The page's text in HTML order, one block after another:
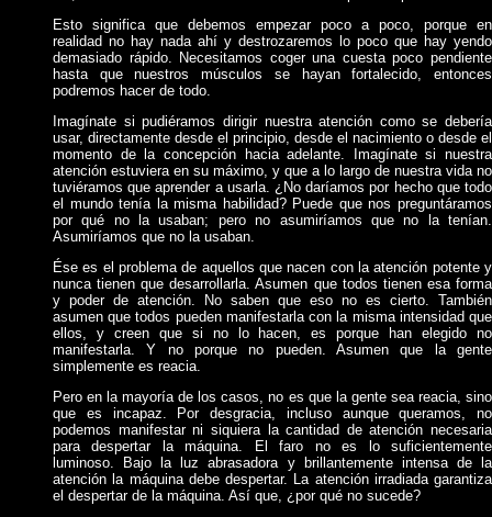
Esto significa que debemos empezar poco a poco, porque en
realidad no hay nada ahí y destrozaremos lo poco que hay yendo
demasiado rápido. Necesitamos coger una cuesta poco pendiente
hasta que nuestros músculos se hayan fortalecido, entonces
podremos hacer de todo.
Imagínate si pudiéramos dirigir nuestra atención como se debería
usar, directamente desde el principio, desde el nacimiento o desde el
momento de la concepción hacia adelante. Imagínate si nuestra
atención estuviera en su máximo, y que a lo largo de nuestra vida no
tuviéramos que aprender a usarla. ¿No daríamos por hecho que todo
el mundo tenía la misma habilidad? Puede que nos preguntáramos
por qué no la usaban; pero no asumiríamos que no la tenían.
Asumiríamos que no la usaban.
Ése es el problema de aquellos que nacen con la atención potente y
nunca tienen que desarrollarla. Asumen que todos tienen esa forma
y poder de atención. No saben que eso no es cierto. También
asumen que todos pueden manifestarla con la misma intensidad que
ellos, y creen que si no lo hacen, es porque han elegido no
manifestarla. Y no porque no pueden. Asumen que la gente
simplemente es reacia.
Pero en la mayoría de los casos, no es que la gente sea reacia, sino
que es incapaz. Por desgracia, incluso aunque queramos, no
podemos manifestar ni siquiera la cantidad de atención necesaria
para despertar la máquina. El faro no es lo suficientemente
luminoso. Bajo la luz abrasadora y brillantemente intensa de la
atención la máquina debe despertar. La atención irradiada garantiza
el despertar de la máquina. Así que, ¿por qué no sucede?